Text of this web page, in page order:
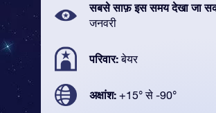
सबसे साफ़ इस समय देखा जा
जनवरी
परिवार:बेयर
अक्षांश: +15° से -90°